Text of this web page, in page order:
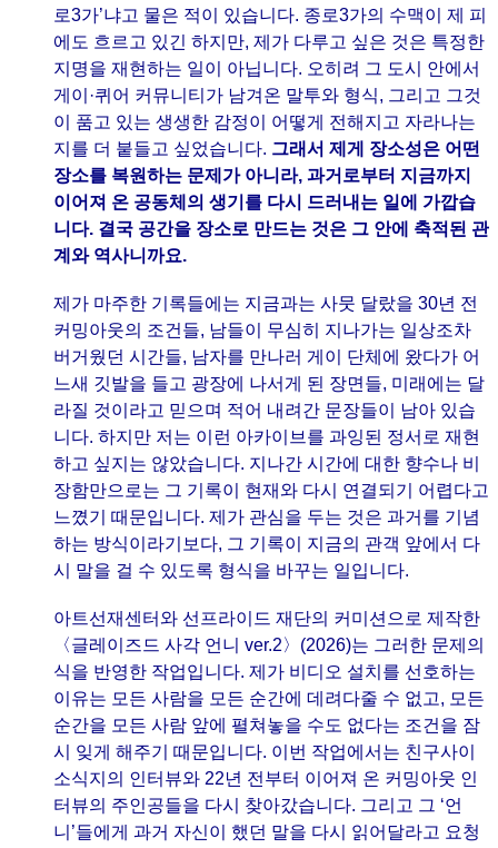
로3가’냐고 물은 적이 있습니다. 종로3가의 수맥이 제 피
에도 흐르고 있긴 하지만, 제가 다루고 싶은 것은 특정한
지명을 재현하는 일이 아닙니다. 오히려 그 도시 안에서
게이·퀴어 커뮤니티가 남겨온 말투와 형식, 그리고 그것
이 품고 있는 생생한 감정이 어떻게 전해지고 자라나는
지를 더 붙들고 싶었습니다. 그래서 제게 장소성은 어떤
장소를 복원하는 문제가 아니라, 과거로부터 지금까지
이어져 온 공동체의 생기를 다시 드러내는 일에 가깝습
니다. 결국 공간을 장소로 만드는 것은 그 안에 축적된 관
계와 역사니까요.
제가 마주한 기록들에는 지금과는 사뭇 달랐을 30년 전
커밍아웃의 조건들, 남들이 무심히 지나가는 일상조차
버거웠던 시간들, 남자를 만나러 게이 단체에 왔다가 어
느새 깃발을 들고 광장에 나서게 된 장면들, 미래에는 달
라질 것이라고 믿으며 적어 내려간 문장들이 남아 있습
니다. 하지만 저는 이런 아카이브를 과잉된 정서로 재현
하고 싶지는 않았습니다. 지나간 시간에 대한 향수나 비
장함만으로는 그 기록이 현재와 다시 연결되기 어렵다고
느꼈기 때문입니다. 제가 관심을 두는 것은 과거를 기념
하는 방식이라기보다, 그 기록이 지금의 관객 앞에서 다
시 말을 걸 수 있도록 형식을 바꾸는 일입니다.
아트선재센터와 선프라이드 재단의 커미션으로 제작한
〈글레이즈드 사각 언니 ver.2〉(2026)는 그러한 문제의
식을 반영한 작업입니다. 제가 비디오 설치를 선호하는
이유는 모든 사람을 모든 순간에 데려다줄 수 없고, 모든
순간을 모든 사람 앞에 펼쳐놓을 수도 없다는 조건을 잠
시 잊게 해주기 때문입니다. 이번 작업에서는 친구사이
소식지의 인터뷰와 22년 전부터 이어져 온 커밍아웃 인
터뷰의 주인공들을 다시 찾아갔습니다. 그리고 그 ‘언
니’들에게 과거 자신이 했던 말을 다시 읽어달라고 요청